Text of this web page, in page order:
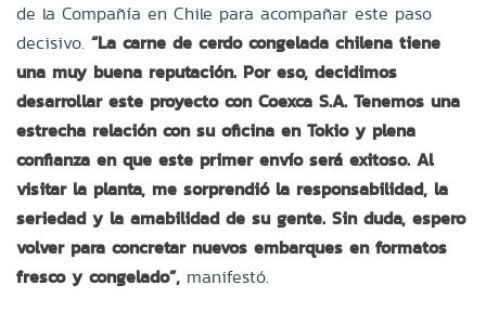
de la Compañía en Chile para acompañar este paso
decisivo. “La carne de cerdo congelada chilena tiene
una muy buena reputación. Por eso, decidimos
desarrollar este proyecto con Coexca S.A. Tenemos una
estrecha relación con su oficina en Tokio y plena
confianza en que este primer envío será exitoso. Al
visitar la planta, me sorprendió la responsabilidad, la
seriedad y la amabilidad de su gente. Sin duda, espero
volver para concretar nuevos embarques en formatos
fresco y congelado”, manifestó.